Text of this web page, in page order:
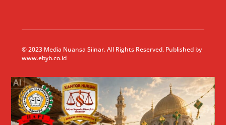
© 2023 Media Nuansa Siinar. All Rights Reserved. Published by
www.ebyb.co.id